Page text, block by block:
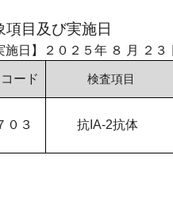
項目及び実施日
日】２０２５年 ８ 月 ２３
ード 検査項目
０３ 抗IA-2抗体